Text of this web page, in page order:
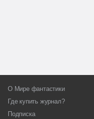
О Мире фантастики
Где купить журнал?
Подписка